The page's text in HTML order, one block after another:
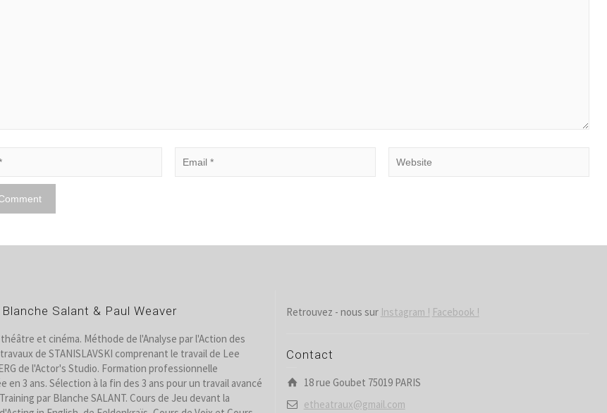
Salant & Paul Weaver
et cinéma. Méthode de l'Analyse par l'Action des
de STANISLAVSKI comprenant le travail de Lee
de l'Actor's Studio. Formation professionnelle
en 3 ans. Sélection à la fin des 3 ans pour un travail avancé
par Blanche SALANT. Cours de Jeu devant la
Retrouvez - nous sur Instagram ! Facebook !
Contact
18 rue Goubet 75019 PARIS
etheatraux@gmail.com